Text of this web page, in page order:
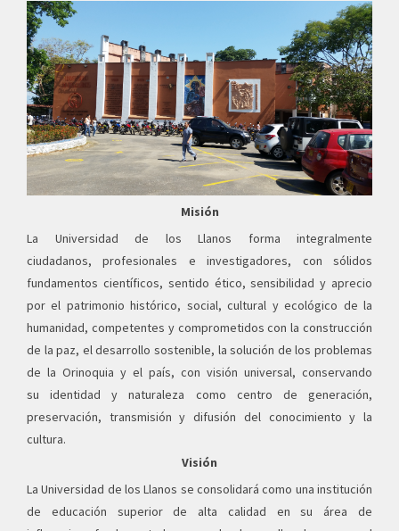
Misión
La Universidad de los Llanos forma integralmente
ciudadanos, profesionales e investigadores, con sólidos
fundamentos científicos, sentido ético, sensibilidad y aprecio
por el patrimonio histórico, social, cultural y ecológico de la
humanidad, competentes y comprometidos con la construcción
de la paz, el desarrollo sostenible, la solución de los problemas
de la Orinoquia y el país, con visión universal, conservando
su identidad y naturaleza como centro de generación,
preservación, transmisión y difusión del conocimiento y la
cultura.
Visión
La Universidad de los Llanos se consolidará como una institución
de educación superior de alta calidad en su área de